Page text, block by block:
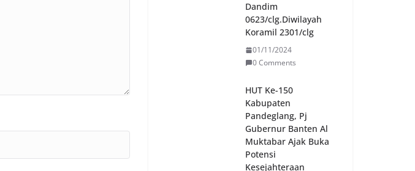
Dandim
0623/clg.Diwilayah
Koramil 2301/clg
01/11/2024
0 Comments
HUT Ke-150
Kabupaten
Pandeglang, Pj
Gubernur Banten Al
Muktabar Ajak Buka
Potensi
Kesejahteraan